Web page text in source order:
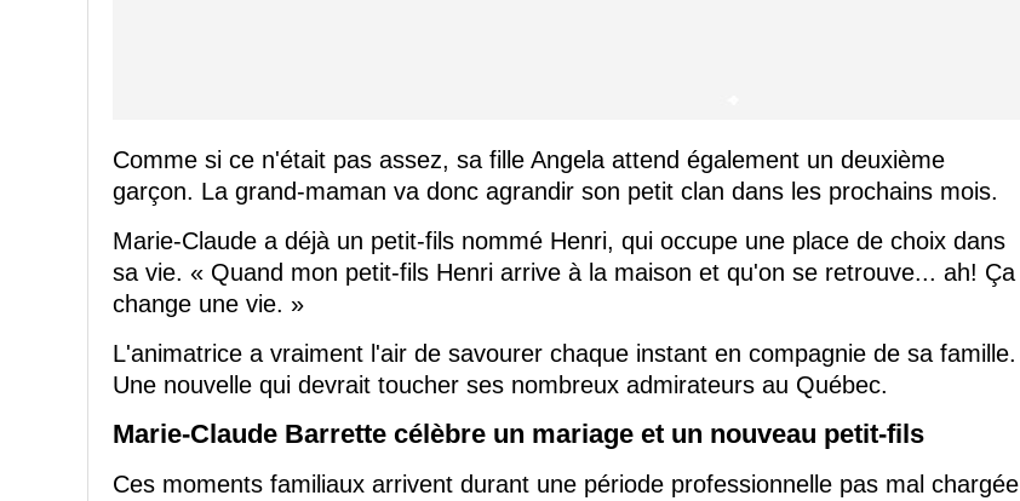
Comme si ce n'était pas assez, sa fille Angela attend également un deuxième
garçon. La grand-maman va donc agrandir son petit clan dans les prochains mois.
Marie-Claude a déjà un petit-fils nommé Henri, qui occupe une place de choix dans
sa vie. « Quand mon petit-fils Henri arrive à la maison et qu'on se retrouve... ah! Ça
change une vie. »
L'animatrice a vraiment l'air de savourer chaque instant en compagnie de sa famille.
Une nouvelle qui devrait toucher ses nombreux admirateurs au Québec.
Marie-Claude Barrette célèbre un mariage et un nouveau petit-fils
Ces moments familiaux arrivent durant une période professionnelle pas mal chargée